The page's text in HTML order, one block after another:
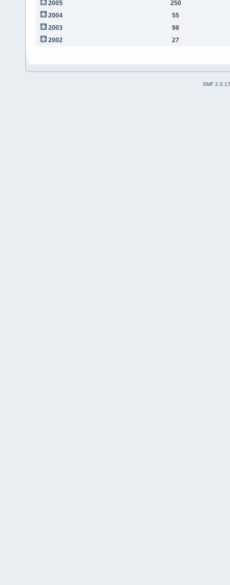
2005
250
2004
55
2003
98
2002
27
SMF 2.0.17